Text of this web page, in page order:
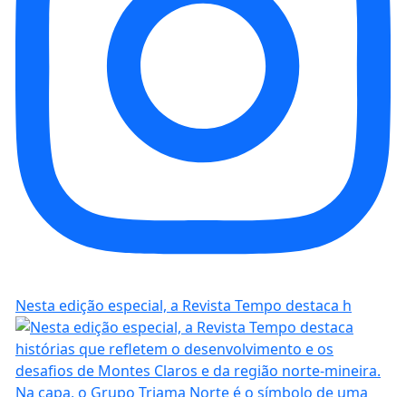
Nesta edição especial, a Revista Tempo destaca h